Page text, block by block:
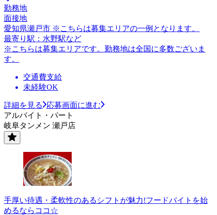
勤務地
面接地
愛知県瀬戸市 ※こちらは募集エリアの一例となります。
最寄り駅：水野駅など
※こちらは募集エリアです。勤務地は全国に多数ございま
す。
交通費支給
未経験OK
詳細を見る
応募画面に進む
アルバイト・パート
岐阜タンメン 瀬戸店
手厚い待遇・柔軟性のあるシフトが魅力!フードバイトを始
めるならココ☆